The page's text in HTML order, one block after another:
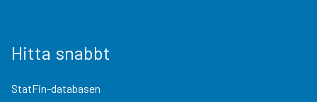
Hitta snabbt
StatFin-databasen